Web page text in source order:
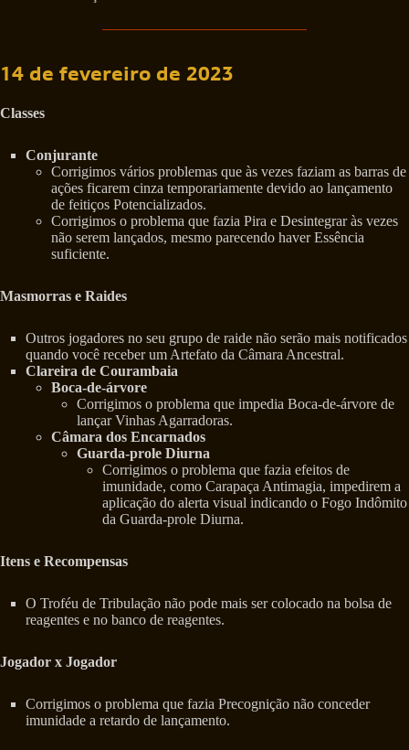
14 de fevereiro de 2023
Classes
Conjurante
Corrigimos vários problemas que às vezes faziam as barras de
ações ficarem cinza temporariamente devido ao lançamento
de feitiços Potencializados.
Corrigimos o problema que fazia Pira e Desintegrar às vezes
não serem lançados, mesmo parecendo haver Essência
suficiente.
Masmorras e Raides
Outros jogadores no seu grupo de raide não serão mais notificados
quando você receber um Artefato da Câmara Ancestral.
Clareira de Courambaia
Boca-de-árvore
Corrigimos o problema que impedia Boca-de-árvore de
lançar Vinhas Agarradoras.
Câmara dos Encarnados
Guarda-prole Diurna
Corrigimos o problema que fazia efeitos de
imunidade, como Carapaça Antimagia, impedirem a
aplicação do alerta visual indicando o Fogo Indômito
da Guarda-prole Diurna.
Itens e Recompensas
O Troféu de Tribulação não pode mais ser colocado na bolsa de
reagentes e no banco de reagentes.
Jogador x Jogador
Corrigimos o problema que fazia Precognição não conceder
imunidade a retardo de lançamento.